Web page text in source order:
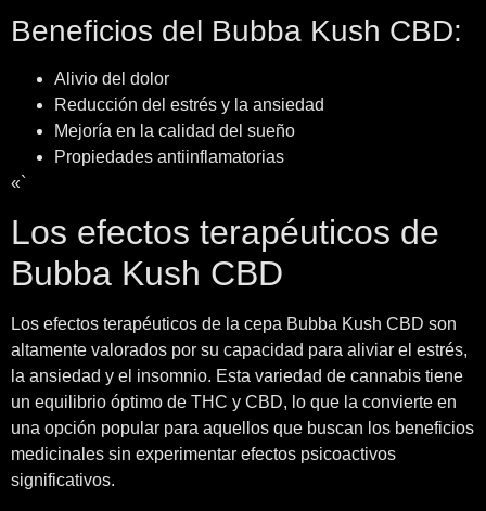
Beneficios del Bubba Kush CBD:
Alivio del dolor
Reducción del estrés y la ansiedad
Mejoría en la calidad del sueño
Propiedades antiinflamatorias
«`
Los efectos terapéuticos de
Bubba Kush CBD
Los efectos terapéuticos de la cepa Bubba Kush CBD son
altamente valorados por su capacidad para aliviar el estrés,
la ansiedad y el insomnio. Esta variedad de cannabis tiene
un equilibrio óptimo de THC y CBD, lo que la convierte en
una opción popular para aquellos que buscan los beneficios
medicinales sin experimentar efectos psicoactivos
significativos.